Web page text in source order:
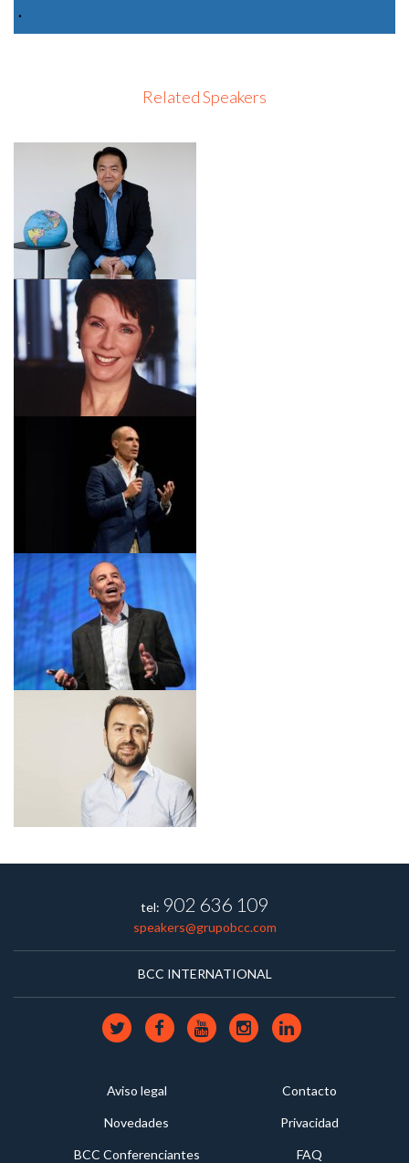
·
Related Speakers
tel: 902 636 109
speakers@grupobcc.com
BCC INTERNATIONAL
Aviso legal Contacto
Novedades Privacidad
BCC Conferenciantes FAQ